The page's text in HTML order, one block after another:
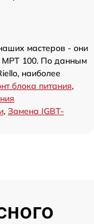
мастеров - они
MPT 100. По данным
наиболее
блока питания,
, Замена IGBT-